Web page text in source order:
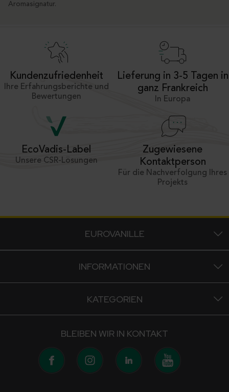
Aromasignatur.
Kundenzufriedenheit
Ihre Erfahrungsberichte und
Bewertungen
Lieferung in 3-5 Tagen in
ganz Frankreich
In Europa
EcoVadis-Label
Unsere CSR-Lösungen
Zugewiesene
Kontaktperson
Für die Nachverfolgung Ihres
Projekts
EUROVANILLE
INFORMATIONEN
KATEGORIEN
BLEIBEN WIR IN KONTAKT